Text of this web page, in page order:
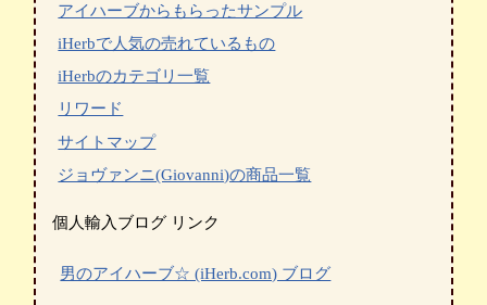
アイハーブからもらったサンプル
iHerbで人気の売れているもの
iHerbのカテゴリ一覧
リワード
サイトマップ
ジョヴァンニ(Giovanni)の商品一覧
個人輸入ブログ リンク
男のアイハーブ☆ (iHerb.com) ブログ